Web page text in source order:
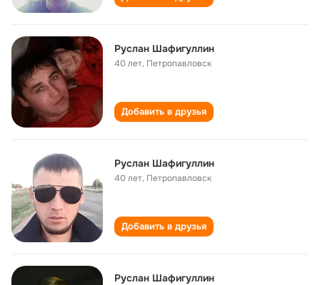
Руслан Шафигуллин
40 лет, Петропавловск
Добавить в друзья
Руслан Шафигуллин
40 лет, Петропавловск
Добавить в друзья
Руслан Шафигуллин